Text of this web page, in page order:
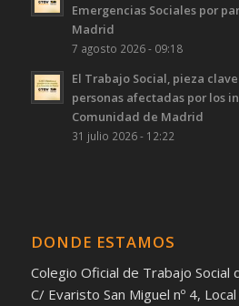
Emergencias Sociales por
Madrid
7 agosto 2026 - 09:18
El Trabajo Social, pieza
personas afectadas por los
Comunidad de Madrid
31 julio 2026 - 12:22
DONDE ESTAMOS
Colegio Oficial de Trabajo Social
C/ Evaristo San Miguel nº 4,